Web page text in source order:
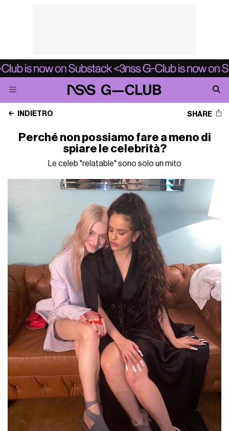
INDIETRO SHARE
Perché non possiamo fare a meno di
spiare le celebrità?
Le celeb "relatable" sono solo un mito